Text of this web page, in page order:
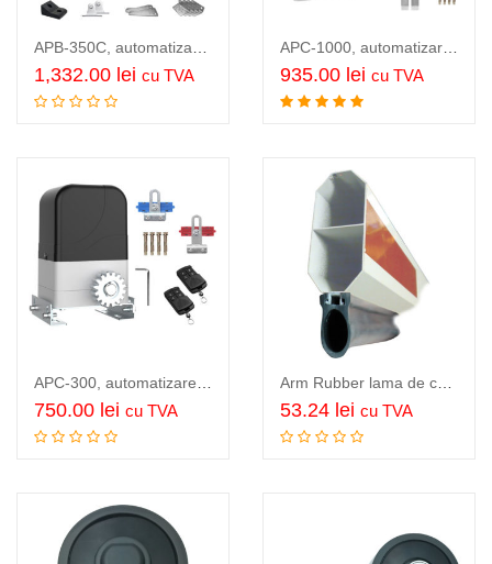
Citeste mai mult
1,332.00 lei cu TVA
Adauga in cos
935.00 lei cu TVA
Adauga in cos
750.00 lei cu TVA
Citeste mai mult
53.24 lei cu TVA